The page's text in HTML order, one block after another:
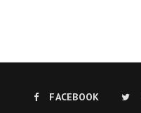
FACEBOOK